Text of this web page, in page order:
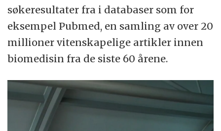
søkeresultater fra i databaser som for
eksempel Pubmed, en samling av over 20
millioner vitenskapelige artikler innen
biomedisin fra de siste 60 årene.